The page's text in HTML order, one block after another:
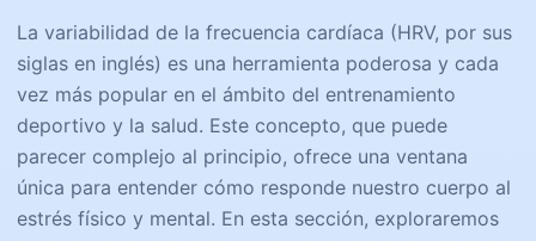
La variabilidad de la frecuencia cardíaca (HRV, por sus
siglas en inglés) es una herramienta poderosa y cada
vez más popular en el ámbito del entrenamiento
deportivo y la salud. Este concepto, que puede
parecer complejo al principio, ofrece una ventana
única para entender cómo responde nuestro cuerpo al
estrés físico y mental. En esta sección, exploraremos